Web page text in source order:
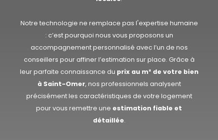
Notre technologie ne remplace pas l'expertise humaine
: c’est pourquoi nous vous proposons un
accompagnement personnalisé avec l’un de nos
conseillers pour affiner l’estimation sur place. Grâce à
leur parfaite connaissance du prix au m² de votre bien
à Saint-Omer, nos professionnels analysent
précisément les caractéristiques de votre logement
pour vous remettre une estimation fiable et
détaillée.